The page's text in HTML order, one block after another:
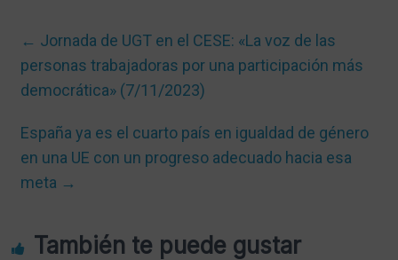
← Jornada de UGT en el CESE: «La voz de las
personas trabajadoras por una participación más
democrática» (7/11/2023)
España ya es el cuarto país en igualdad de género
en una UE con un progreso adecuado hacia esa
meta →
También te puede gustar